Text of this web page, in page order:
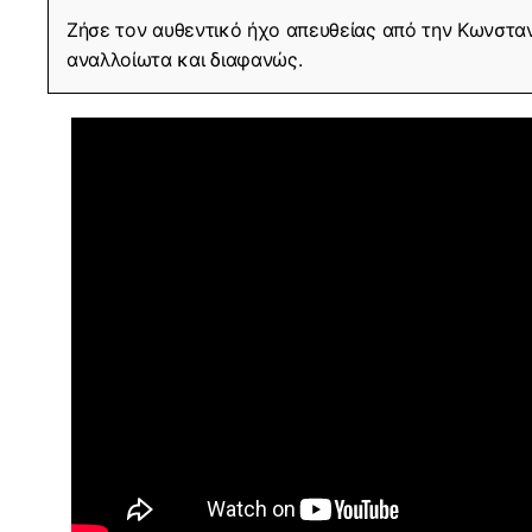
Ζήσε τον αυθεντικό ήχο απευθείας από την
αναλλοίωτα και διαφανώς.